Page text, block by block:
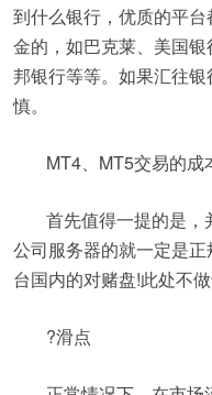
到什么银行，优质的平
金的，如巴克莱、美国
邦银行等等。如果汇往
慎。
MT4、MT5交易的成
首先值得一提的是，
公司服务器的就一定是
台国内的对赌盘!此处不做
?滑点